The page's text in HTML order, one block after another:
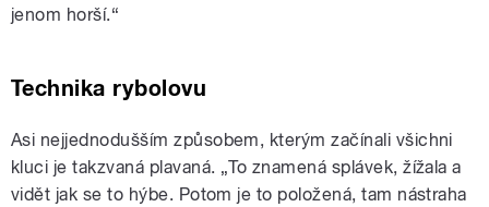
jenom horší.“
Technika rybolovu
Asi nejjednodušším způsobem, kterým začínali všichni
kluci je takzvaná plavaná. „To znamená splávek, žížala a
vidět jak se to hýbe. Potom je to položená, tam nástraha